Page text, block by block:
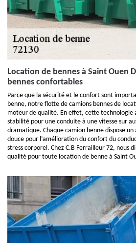
Location de bennes à Saint Ouen
bennes confortables
Parce que la sécurité et le confort sont
benne, notre flotte de camions bennes de
moteur de qualité. En effet, cette technologie
stabilité pour une conduite à une vitesse sur
dramatique. Chaque camion benne dispose
douce pour l’amélioration du confort du
stress corporel. Chez C.B Ferrailleur 72, nous
qualité pour toute location de benne à Saint